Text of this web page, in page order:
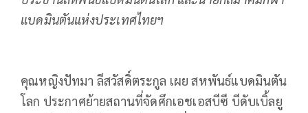
แบดมินตันแห่งประเทศไทยฯ
คุณหญิงปัทมา ลีสวัสดิ์ตระกูล เผย สหพันธ์แบดมินตัน
โลก ประกาศย้ายสถานที่จัดศึกเอชเอสบีซี บีดับเบิ้ลยู